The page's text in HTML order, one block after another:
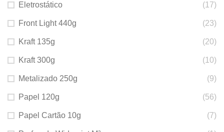
Eletrostático (17)
Front Light 440g (23)
Kraft 135g (20)
Kraft 300g (10)
Metalizado 250g (9)
Papel 120g (56)
Papel Cartão 10g (7)